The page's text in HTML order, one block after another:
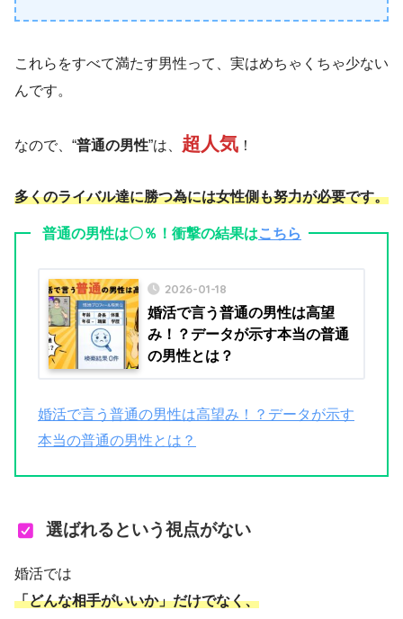
これらをすべて満たす男性って、実はめちゃくちゃ少ない
んです。
なので、“普通の男性”は、 超 人気 ！
多くのライバル達に勝つ為には女性側も努力が必要です。
普通の男性は〇％！衝撃の結果はこちら
2026-01-18
婚活で言う普通の男性は高望
み！？データが示す本当の普通
の男性とは？
婚活で言う普通の男性は高望み！？データが示す
本当の普通の男性とは？
選ばれるという視点がない
婚活では
「どんな相手がいいか」だけでなく、